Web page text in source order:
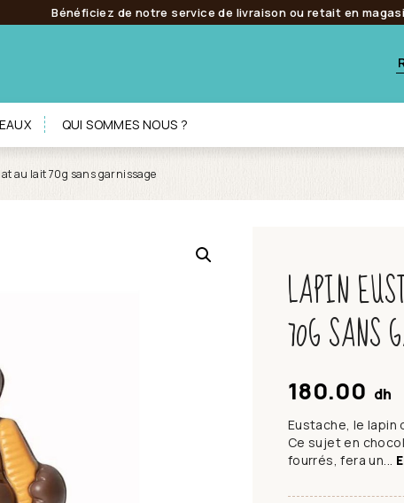
Bénéficiez de notre service de livraison ou retait en
QUI SOMMES NOUS ?
au lait 70g sans garnissage
LAPIN
70G SANS
180.00 dh
Eustache, le lapin
Ce sujet en
fourrés, fera un...